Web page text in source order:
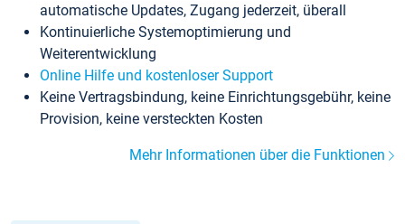
automatische Updates, Zugang jederzeit, überall
Kontinuierliche Systemoptimierung und
Weiterentwicklung
Online Hilfe und kostenloser Support
Keine Vertragsbindung, keine Einrichtungsgebühr, keine
Provision, keine versteckten Kosten
Mehr Informationen über die Funktionen